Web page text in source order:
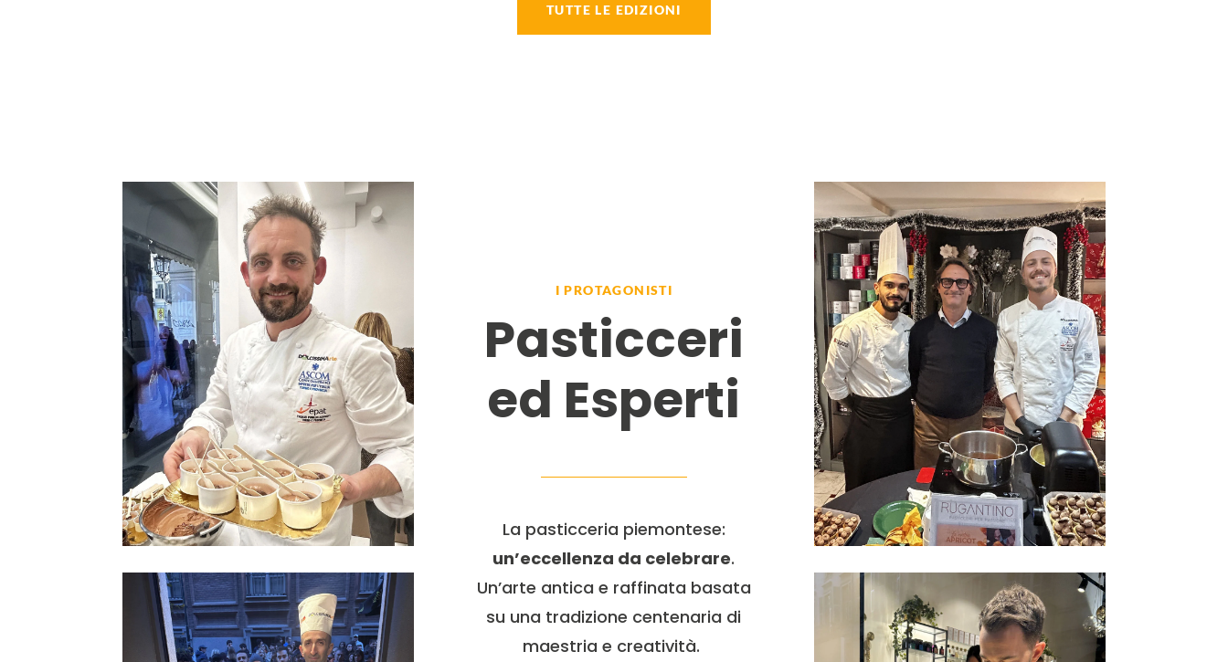
TUTTE LE EDIZIONI
I PROTAGONISTI
Pasticceri
ed Esperti
La pasticceria piemontese:
un’eccellenza da celebrare.
Un’arte antica e raffinata basata
su una tradizione centenaria di
maestria e creatività.